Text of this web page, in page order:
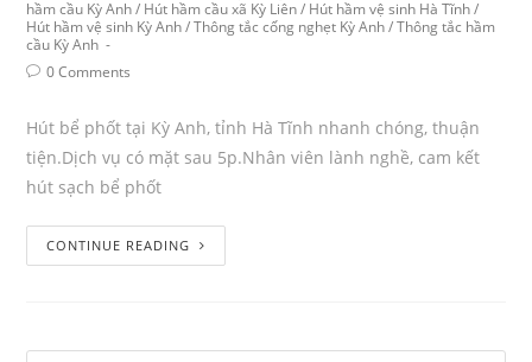
hầm cầu Kỳ Anh / Hút hầm cầu xã Kỳ Liên / Hút hầm vệ sinh Hà Tĩnh /
Hút hầm vệ sinh Kỳ Anh / Thông tắc cống nghẹt Kỳ Anh / Thông tắc hầm
cầu Kỳ Anh
0 Comments
Hút bể phốt tại Kỳ Anh, tỉnh Hà Tĩnh nhanh chóng, thuận
tiện.Dịch vụ có mặt sau 5p.Nhân viên lành nghề, cam kết
hút sạch bể phốt
CONTINUE READING